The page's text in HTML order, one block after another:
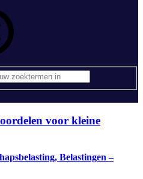
voor kleine
Belastingen –